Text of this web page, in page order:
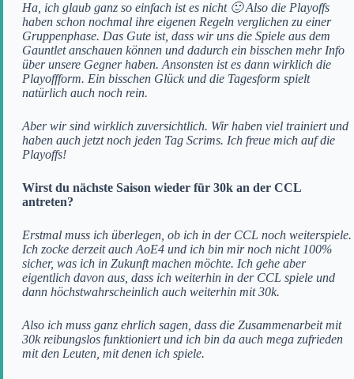
Ha, ich glaub ganz so einfach ist es nicht 🙂 Also die Playoffs
haben schon nochmal ihre eigenen Regeln verglichen zu einer
Gruppenphase. Das Gute ist, dass wir uns die Spiele aus dem
Gauntlet anschauen können und dadurch ein bisschen mehr Info
über unsere Gegner haben. Ansonsten ist es dann wirklich die
Playoffform. Ein bisschen Glück und die Tagesform spielt
natürlich auch noch rein.
Aber wir sind wirklich zuversichtlich. Wir haben viel trainiert und
haben auch jetzt noch jeden Tag Scrims. Ich freue mich auf die
Playoffs!
Wirst du nächste Saison wieder für 30k an der CCL
antreten?
Erstmal muss ich überlegen, ob ich in der CCL noch weiterspiele.
Ich zocke derzeit auch AoE4 und ich bin mir noch nicht 100%
sicher, was ich in Zukunft machen möchte. Ich gehe aber
eigentlich davon aus, dass ich weiterhin in der CCL spiele und
dann höchstwahrscheinlich auch weiterhin mit 30k.
Also ich muss ganz ehrlich sagen, dass die Zusammenarbeit mit
30k reibungslos funktioniert und ich bin da auch mega zufrieden
mit den Leuten, mit denen ich spiele.